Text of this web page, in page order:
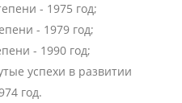
- 1975 год;
- 1979 год;
- 1990 год;
успехи в развитии
год.